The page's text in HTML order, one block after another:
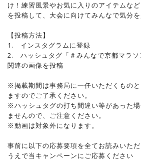
け！練習風景やお気に入りのアイテムな
を投稿して、大会に向けてみんなで気分
【投稿方法】
1. インスタグラムに登録
2. ハッシュタグ「＃みんなで京都マラソ
関連の画像を投稿
※掲載期間は事務局に一任いただくもの
ますのでご了承ください。
※ハッシュタグの打ち間違い等があった
ませんので、ご注意ください。
※動画は対象外になります。
事前に以下の応募要項を全てお読みいた
うえで当キャンペーンにご応募ください